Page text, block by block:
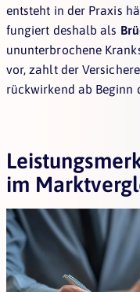
entsteht in der Praxis
fungiert deshalb als
ununterbrochene
vor, zahlt der
rückwirkend ab Beginn
im